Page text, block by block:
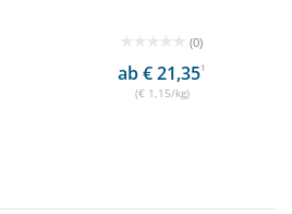
(0)
ab € 21,351
(€ 1,15/kg)